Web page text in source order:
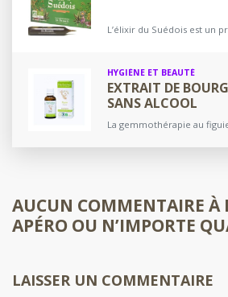
EXTRAIT DE
SANS ALCOOL
HYGIÈNE ET BEAUTÉ
AUCUN COMMENTAIRE À
APÉRO OU N’IMPORTE
LAISSER UN COMMENTAIRE